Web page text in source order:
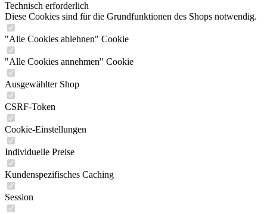
Technisch erforderlich
Diese Cookies sind für die Grundfunktionen des Shops notwendig.
"Alle Cookies ablehnen" Cookie
"Alle Cookies annehmen" Cookie
Ausgewählter Shop
CSRF-Token
Cookie-Einstellungen
Individuelle Preise
Kundenspezifisches Caching
Session